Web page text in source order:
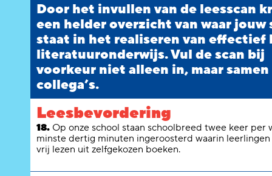
Door het invullen van de leesscan
een helder overzicht van waar jouw
staat in het realiseren van effectief
literatuuronderwijs. Vul de scan bij
voorkeur niet alleen in, maar
collega’s.
Leesbevordering
18. Op onze school staan schoolbreed twee keer per
minste dertig minuten ingeroosterd waarin
vrij lezen uit zelfgekozen boeken.